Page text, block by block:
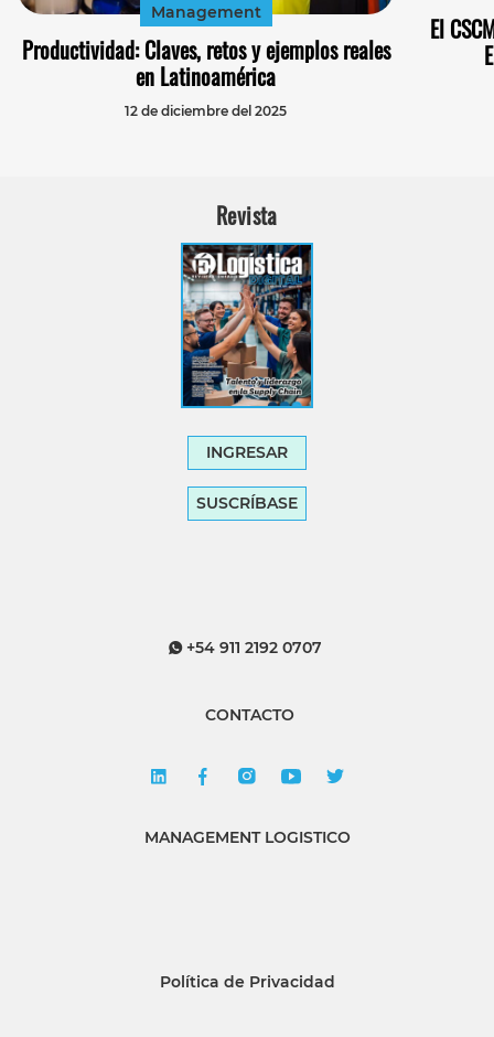
Management
Productividad: Claves, retos y ejemplos reales
en Latinoamérica
12 de diciembre del 2025
El
Revista
INGRESAR
SUSCRÍBASE
+54 911 2192 0707
CONTACTO
MANAGEMENT LOGISTICO
Política de Privacidad